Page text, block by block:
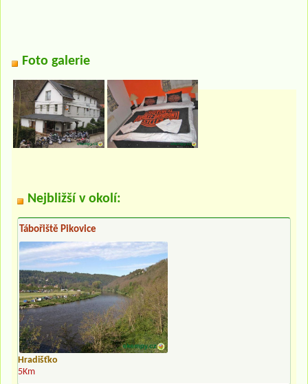
Foto galerie
Nejbližší v okolí:
Tábořiště Pikovice
Hradišťko
5Km